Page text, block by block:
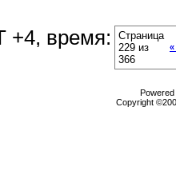
+4, время:
Страница
229 из
366
«
Copyright